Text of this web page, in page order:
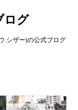
ログ
シザー)の公式ブログ